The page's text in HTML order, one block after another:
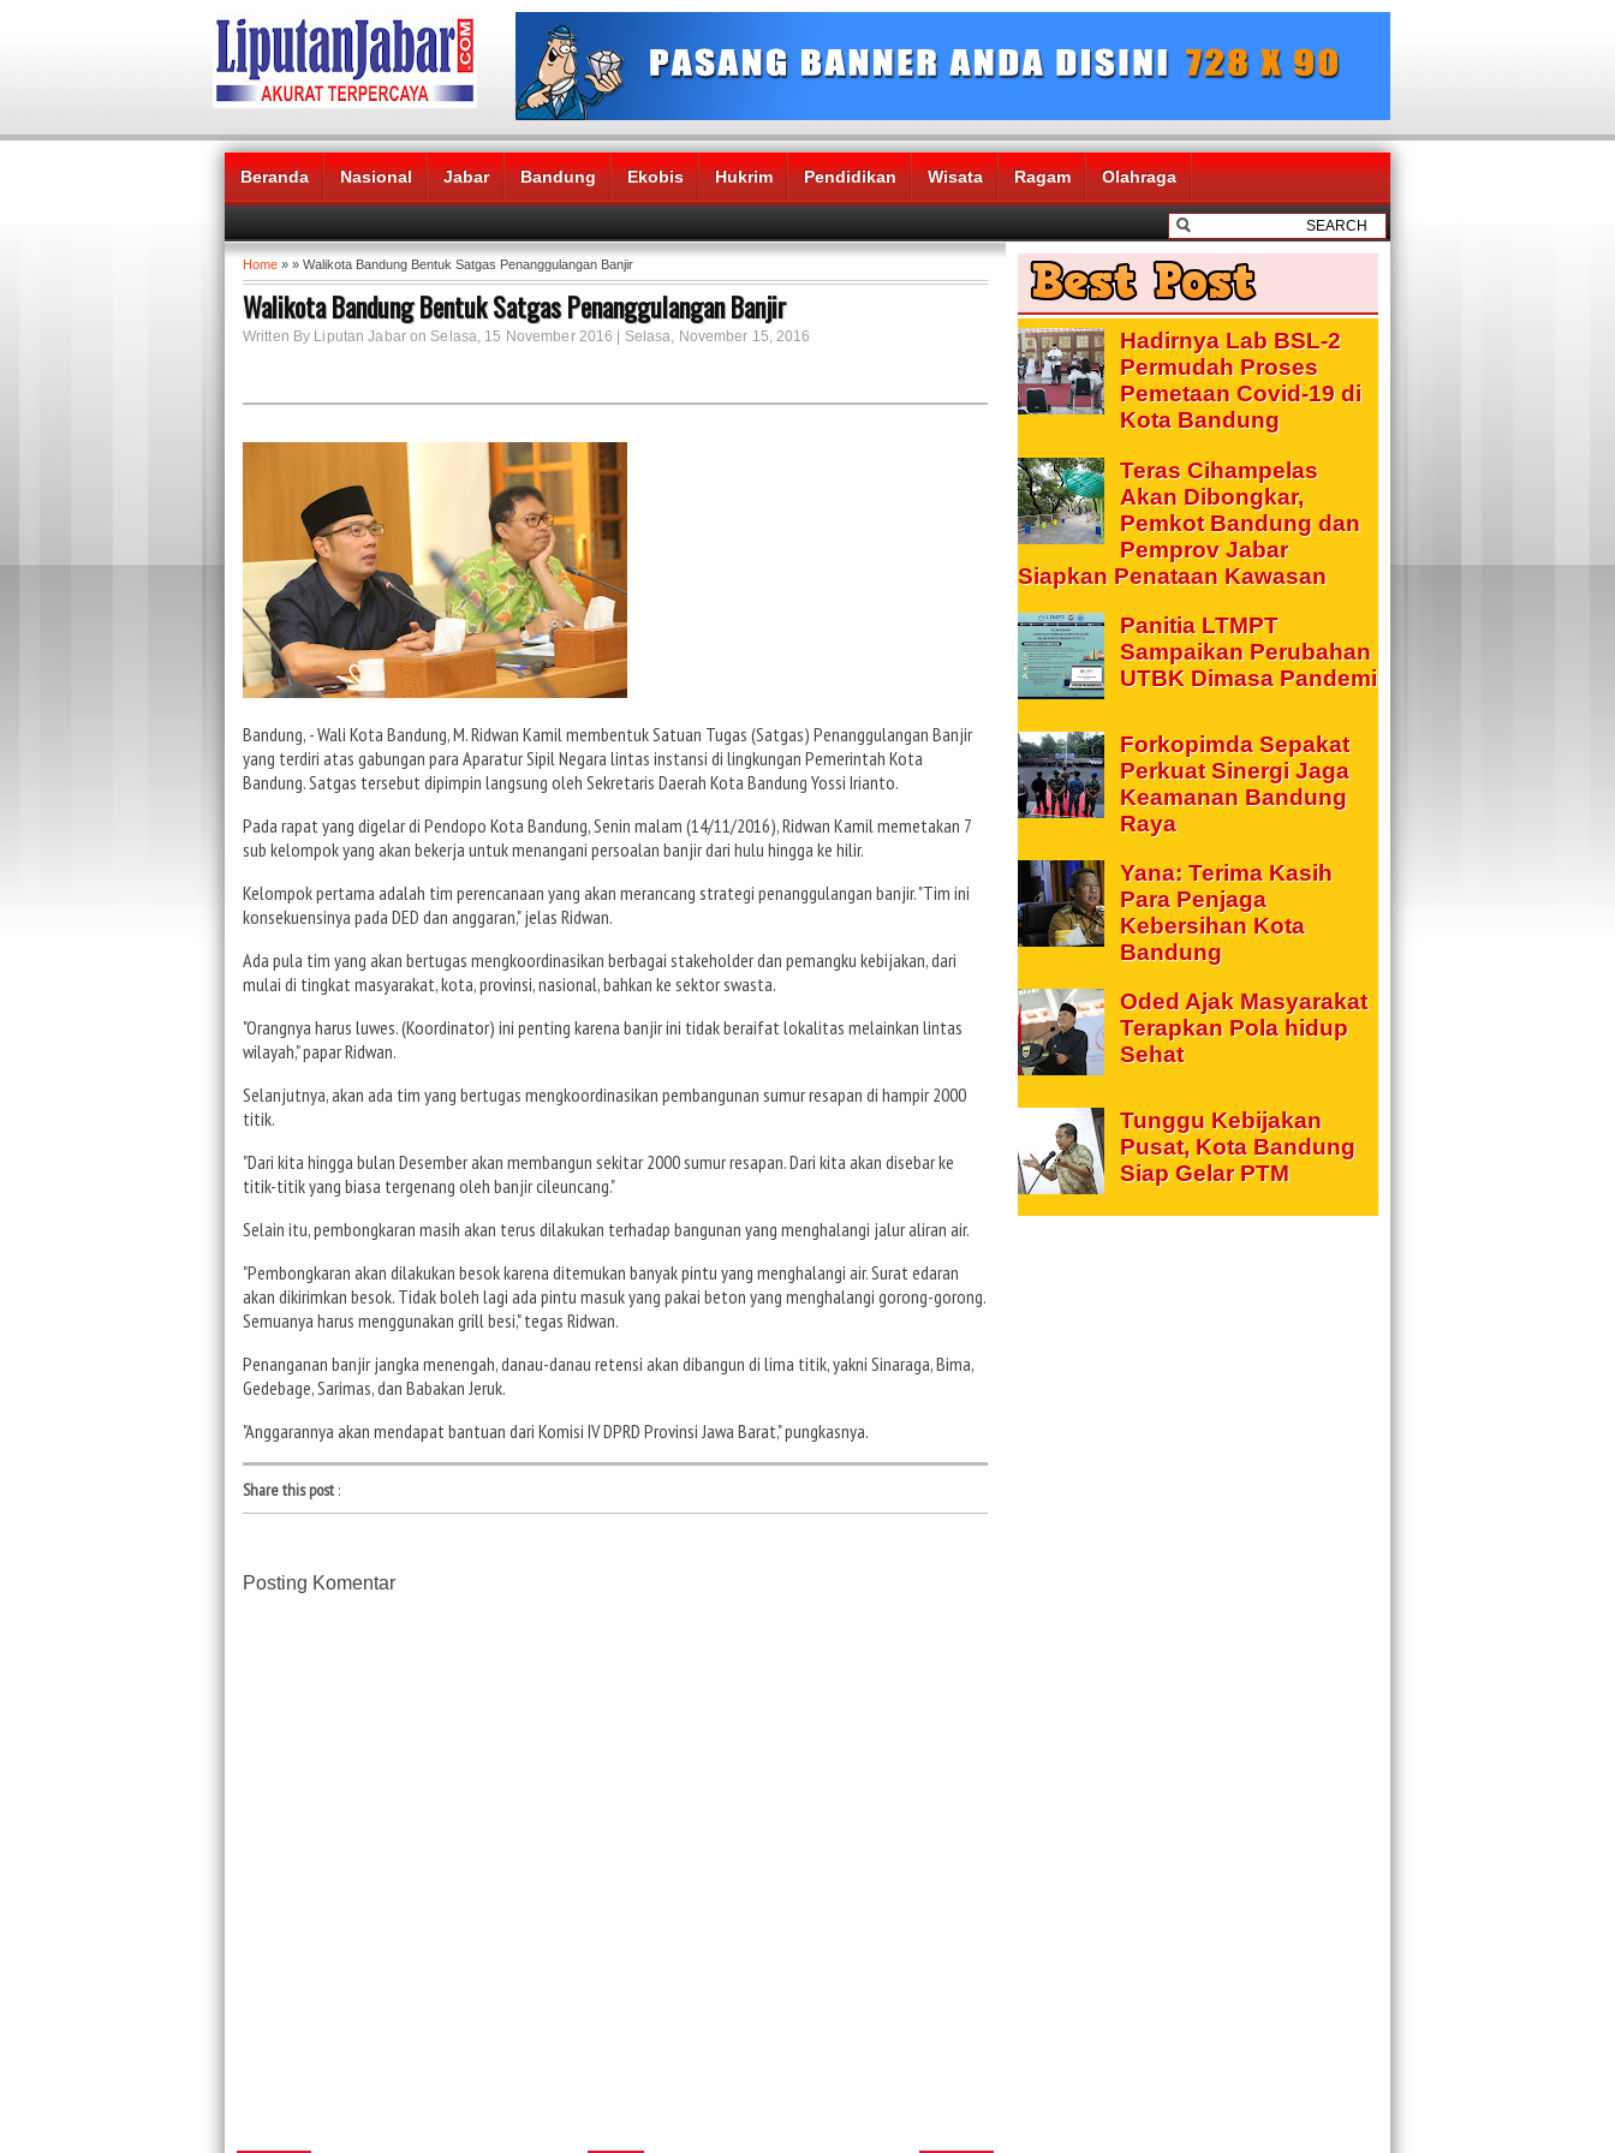
Beranda Nasional Jabar Bandung Ekobis Hukrim Pendidikan Wisata Ragam Olahraga
Headlines News :
Home » » Walikota Bandung Bentuk Satgas Penanggulangan Banjir
Walikota Bandung Bentuk Satgas Penanggulangan Banjir
Written By Liputan Jabar on Selasa, 15 November 2016 | Selasa, November 15, 2016
Bandung, - Wali Kota Bandung, M. Ridwan Kamil membentuk Satuan Tugas (Satgas) Penanggulangan Banjir
yang terdiri atas gabungan para Aparatur Sipil Negara lintas instansi di lingkungan Pemerintah Kota
Bandung. Satgas tersebut dipimpin langsung oleh Sekretaris Daerah Kota Bandung Yossi Irianto.
Pada rapat yang digelar di Pendopo Kota Bandung, Senin malam (14/11/2016), Ridwan Kamil memetakan 7
sub kelompok yang akan bekerja untuk menangani persoalan banjir dari hulu hingga ke hilir.
Kelompok pertama adalah tim perencanaan yang akan merancang strategi penanggulangan banjir. "Tim ini
konsekuensinya pada DED dan anggaran," jelas Ridwan.
Ada pula tim yang akan bertugas mengkoordinasikan berbagai stakeholder dan pemangku kebijakan, dari
mulai di tingkat masyarakat, kota, provinsi, nasional, bahkan ke sektor swasta.
"Orangnya harus luwes. (Koordinator) ini penting karena banjir ini tidak beraifat lokalitas melainkan lintas
wilayah," papar Ridwan.
Selanjutnya, akan ada tim yang bertugas mengkoordinasikan pembangunan sumur resapan di hampir 2000
titik.
"Dari kita hingga bulan Desember akan membangun sekitar 2000 sumur resapan. Dari kita akan disebar ke
titik-titik yang biasa tergenang oleh banjir cileuncang."
Selain itu, pembongkaran masih akan terus dilakukan terhadap bangunan yang menghalangi jalur aliran air.
"Pembongkaran akan dilakukan besok karena ditemukan banyak pintu yang menghalangi air. Surat edaran
akan dikirimkan besok. Tidak boleh lagi ada pintu masuk yang pakai beton yang menghalangi gorong-gorong.
Semuanya harus menggunakan grill besi," tegas Ridwan.
Penanganan banjir jangka menengah, danau-danau retensi akan dibangun di lima titik, yakni Sinaraga, Bima,
Gedebage, Sarimas, dan Babakan Jeruk.
"Anggarannya akan mendapat bantuan dari Komisi IV DPRD Provinsi Jawa Barat," pungkasnya.
Share this post:
Posting Komentar
Hadirnya Lab BSL-2
Permudah Proses
Pemetaan Covid-19 di
Kota Bandung
Teras Cihampelas
Akan Dibongkar,
Pemkot Bandung dan
Pemprov Jabar
Siapkan Penataan Kawasan
Panitia LTMPT
Sampaikan Perubahan
UTBK Dimasa Pandemi
Forkopimda Sepakat
Perkuat Sinergi Jaga
Keamanan Bandung
Raya
Yana: Terima Kasih
Para Penjaga
Kebersihan Kota
Bandung
Oded Ajak Masyarakat
Terapkan Pola hidup
Sehat
Tunggu Kebijakan
Pusat, Kota Bandung
Siap Gelar PTM